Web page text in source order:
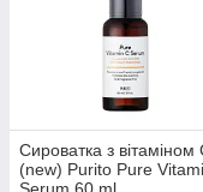
Сироватка з вітаміном
(new) Purito Pure